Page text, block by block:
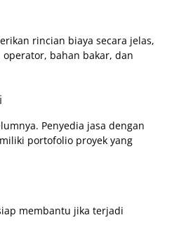
rincian biaya secara jelas,
bahan bakar, dan
Penyedia jasa dengan
portofolio proyek yang
membantu jika terjadi